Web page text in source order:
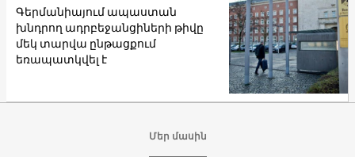
Գերմանիայում ապաստան
խնդրող ադրբեջանցիների թիվը
մեկ տարվա ընթացքում
եռապատկվել է
Մեր մասին